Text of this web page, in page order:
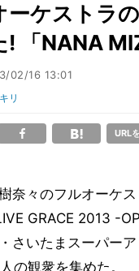
ーケストラ
! 「NANA
02/16 13:01
リ
URL
奈々のフルオーケ
GRACE 2013 -
さいたまスーパー
の観衆を集めた。